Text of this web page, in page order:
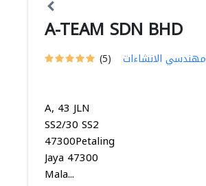
A-TEAM SDN BHD
(5) مهندسي الانشاءات
A, 43 JLN
SS2/30 SS2
47300Petaling
Jaya 47300
Mala...